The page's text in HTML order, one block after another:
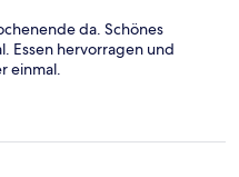
da. Schönes
Essen hervorragen und
einmal.